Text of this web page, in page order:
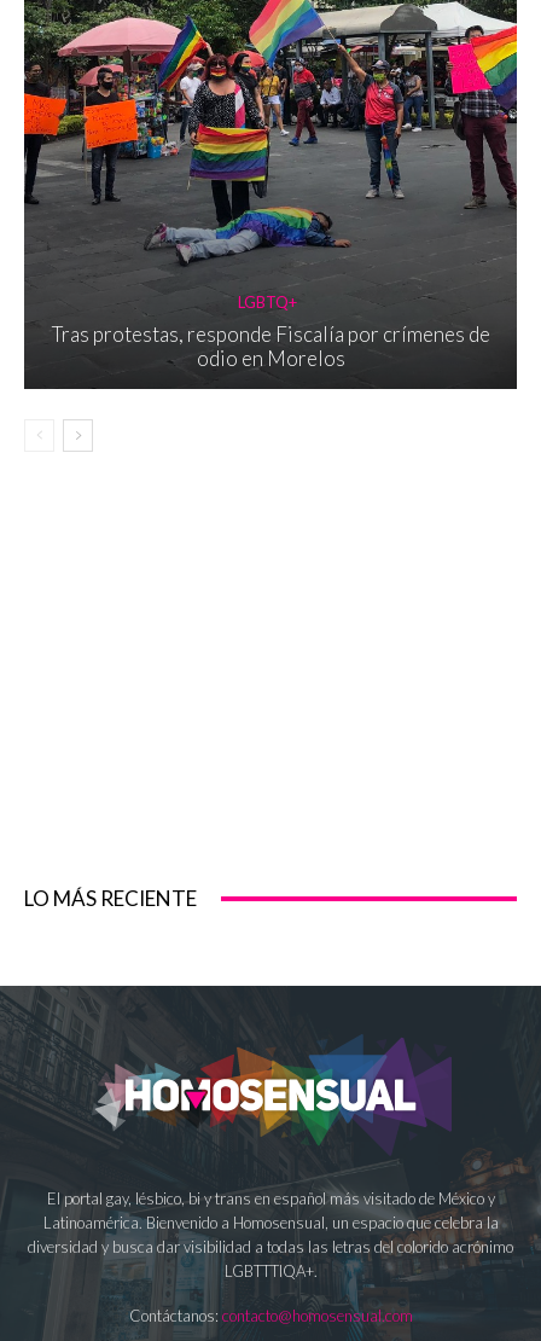
LGBTQ+
Tras protestas, responde Fiscalía por crímenes de
odio en Morelos
LO MÁS RECIENTE
El portal gay, lésbico, bi y trans en español más visitado de México y
Latinoamérica. Bienvenido a Homosensual, un espacio que celebra la
diversidad y busca dar visibilidad a todas las letras del colorido acrónimo
LGBTTTIQA+.
Contáctanos: contacto@homosensual.com